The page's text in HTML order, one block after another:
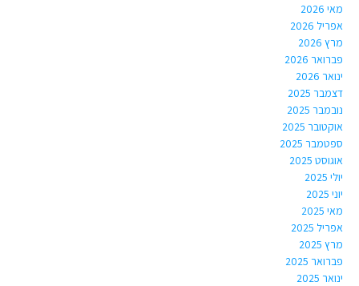
מאי 2026
אפריל 2026
מרץ 2026
פברואר 2026
ינואר 2026
דצמבר 2025
נובמבר 2025
אוקטובר 2025
ספטמבר 2025
אוגוסט 2025
יולי 2025
יוני 2025
מאי 2025
אפריל 2025
מרץ 2025
פברואר 2025
ינואר 2025